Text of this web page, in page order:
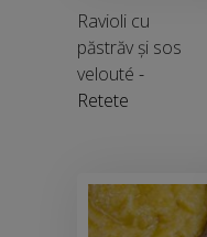
Ravioli cu
păstrăv și sos
velouté -
Retete